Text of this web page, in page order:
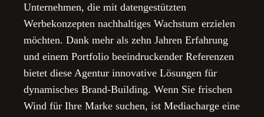
Unternehmen, die mit datengestützten
Werbekonzepten nachhaltiges Wachstum erzielen
möchten. Dank mehr als zehn Jahren Erfahrung
und einem Portfolio beeindruckender Referenzen
bietet diese Agentur innovative Lösungen für
dynamisches Brand-Building. Wenn Sie frischen
Wind für Ihre Marke suchen, ist Mediacharge eine